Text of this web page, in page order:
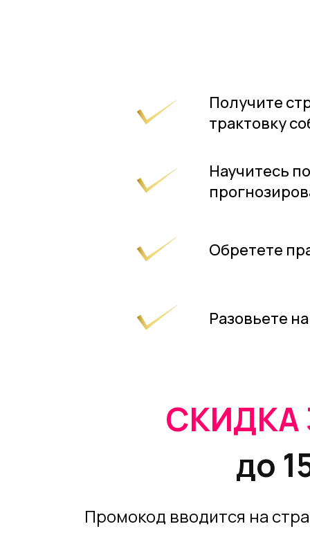
Получите
трактовку
Научитесь
Обретете
Разовьете
СКИДКА
до
Промокод вводится на